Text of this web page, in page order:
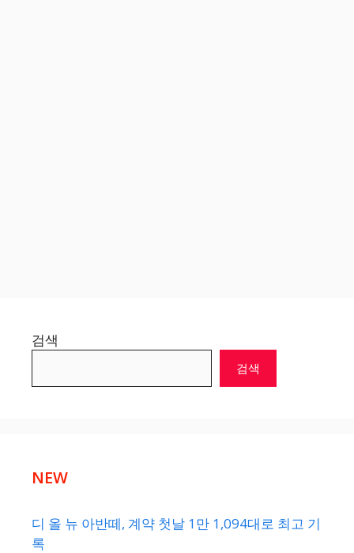
검색
검색
NEW
디 올 뉴 아반떼, 계약 첫날 1만 1,094대로 최고 기
록